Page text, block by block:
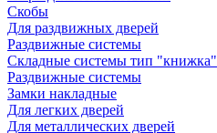
Скобы
Для раздвижных дверей
Раздвижные системы
Складные системы тип "книжка"
Раздвижные системы
Замки накладные
Для легких дверей
Для металлических дверей